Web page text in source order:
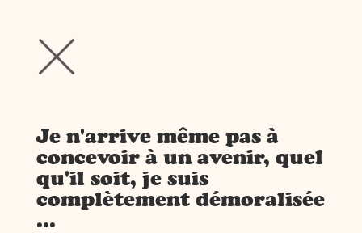
Je n'arrive même pas à
concevoir à un avenir, quel
qu'il soit, je suis
complètement démoralisée
...